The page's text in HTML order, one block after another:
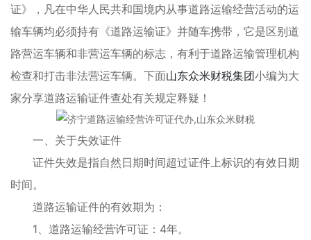
证》，凡在中华人民共和国境内从事道路运输经营活动的运
输车辆均必须持有《道路运输证》并随车携带，它是区别道
路营运车辆和非营运车辆的标志，有利于道路运输管理机构
检查和打击非法营运车辆。下面山东众米财税集团小编为大
家分享道路运输证件查处有关规定释疑！
一、关于失效证件
证件失效是指自然日期时间超过证件上标识的有效日期
时间。
道路运输证件的有效期为：
1、道路运输经营许可证：4年。